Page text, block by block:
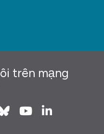
trên mạng
Bluesky Youtube